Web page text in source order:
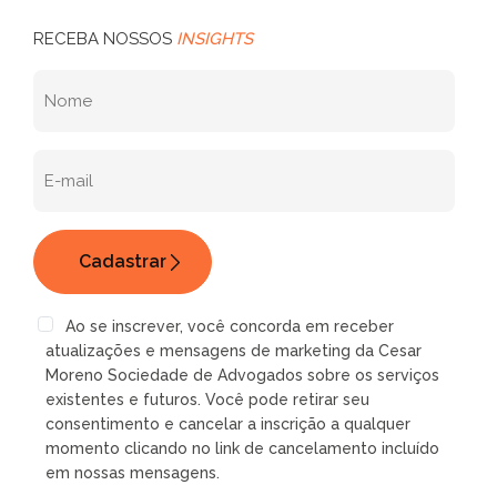
RECEBA NOSSOS INSIGHTS
Ao se inscrever, você concorda em receber
atualizações e mensagens de marketing da Cesar
Moreno Sociedade de Advogados sobre os serviços
existentes e futuros. Você pode retirar seu
consentimento e cancelar a inscrição a qualquer
momento clicando no link de cancelamento incluído
em nossas mensagens.